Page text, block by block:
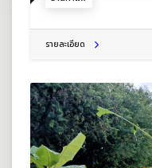
รายละเอียด